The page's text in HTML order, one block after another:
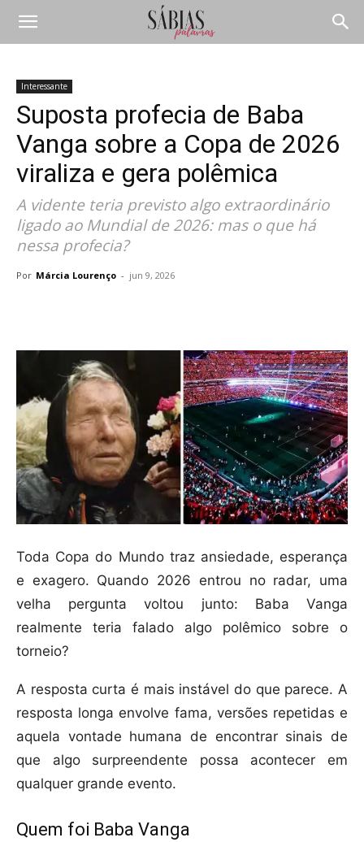
Interessante
Suposta profecia de Baba
Vanga sobre a Copa de 2026
viraliza e gera polêmica
A vidente teria previsto algo extraordinário
ligado ao Mundial de 2026: mas o que há
nessa profecia?
Por Márcia Lourenço - jun 9, 2026
Toda Copa do Mundo traz ansiedade, esperança
e exagero. Quando 2026 entrou no radar, uma
velha pergunta voltou junto: Baba Vanga
realmente teria falado algo polêmico sobre o
torneio?
A resposta curta é mais instável do que parece. A
resposta longa envolve fama, versões repetidas e
aquela vontade humana de encontrar sinais de
que algo surpreendente possa acontecer em
qualquer grande evento.
Quem foi Baba Vanga